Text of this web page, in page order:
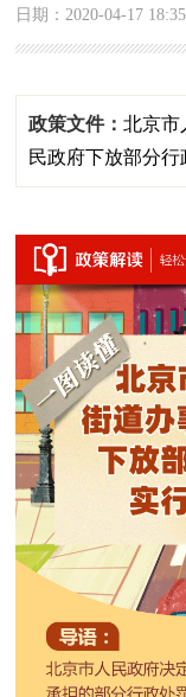
政务公开
市领导
政策兑现
决策公开
政务服务
个人服务
便民服务
中介服务
政民互动
12345网上接诉即办
日期：2020-04-17 18:35
政策文件：北京市
民政府下放部分